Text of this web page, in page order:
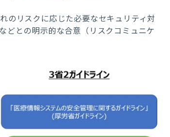
のリスクに応じた必要なセキュリティ対
どとの明示的な合意（リスクコミュニケ